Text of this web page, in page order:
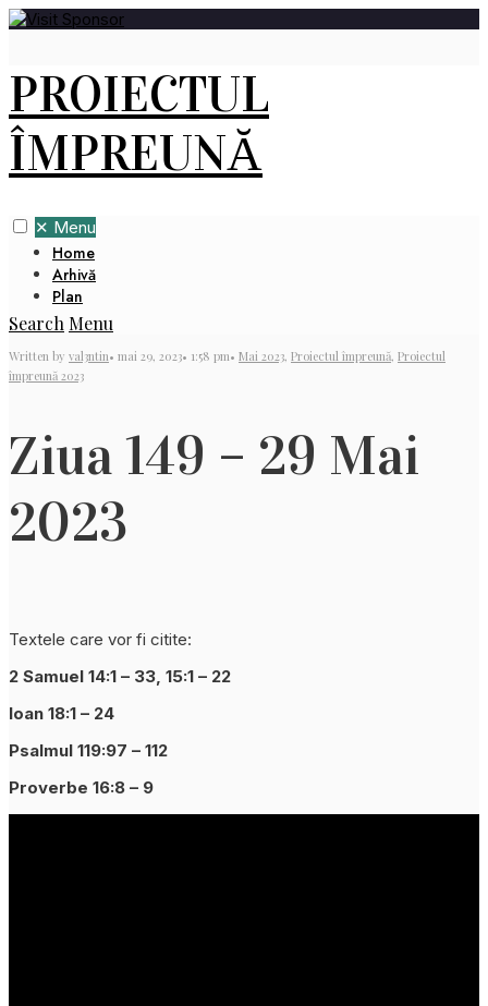
PROIECTUL
ÎMPREUNĂ
✕ Menu
Home
Arhivă
Plan
Search Menu
Written by val3ntin• mai 29, 2023• 1:58 pm• Mai 2023, Proiectul împreună, Proiectul
împreună 2023
Ziua 149 – 29 Mai
2023
Textele care vor fi citite:
2 Samuel 14:1 – 33, 15:1 – 22
Ioan 18:1 – 24
Psalmul 119:97 – 112
Proverbe 16:8 – 9